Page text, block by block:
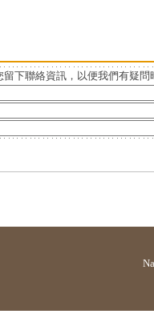
留下聯絡資訊，以便我們有疑